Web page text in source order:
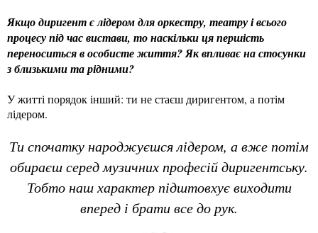
Якщо диригент є лідером для оркестру, театру і всього
процесу під час вистави, то наскільки ця першість
переноситься в особисте життя? Як впливає на стосунки
з близькими та рідними?
У житті порядок інший: ти не стаєш диригентом, а потім
лідером.
Ти спочатку народжуєшся лідером, а вже потім
обираєш серед музичних професій диригентську.
Тобто наш характер підштовхує виходити
вперед і брати все до рук.